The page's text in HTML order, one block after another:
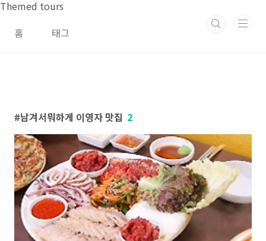
본문 바로가기
Themed tours
홈
태그
남겨서뭐하게 이영자 맛집 2